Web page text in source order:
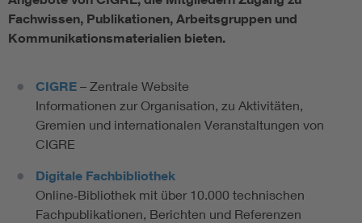
Fachwissen, Publikationen, Arbeitsgruppen und
Kommunikationsmaterialien bieten.
CIGRE – Zentrale Website
Informationen zur Organisation, zu Aktivitäten,
Gremien und internationalen Veranstaltungen von
CIGRE
Digitale Fachbibliothek
Online‑Bibliothek mit über 10.000 technischen
Fachpublikationen, Berichten und Referenzen